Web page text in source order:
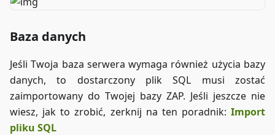
Baza danych
Jeśli Twoja baza serwera wymaga również użycia bazy
danych, to dostarczony plik SQL musi zostać
zaimportowany do Twojej bazy ZAP. Jeśli jeszcze nie
wiesz, jak to zrobić, zerknij na ten poradnik: Import
pliku SQL